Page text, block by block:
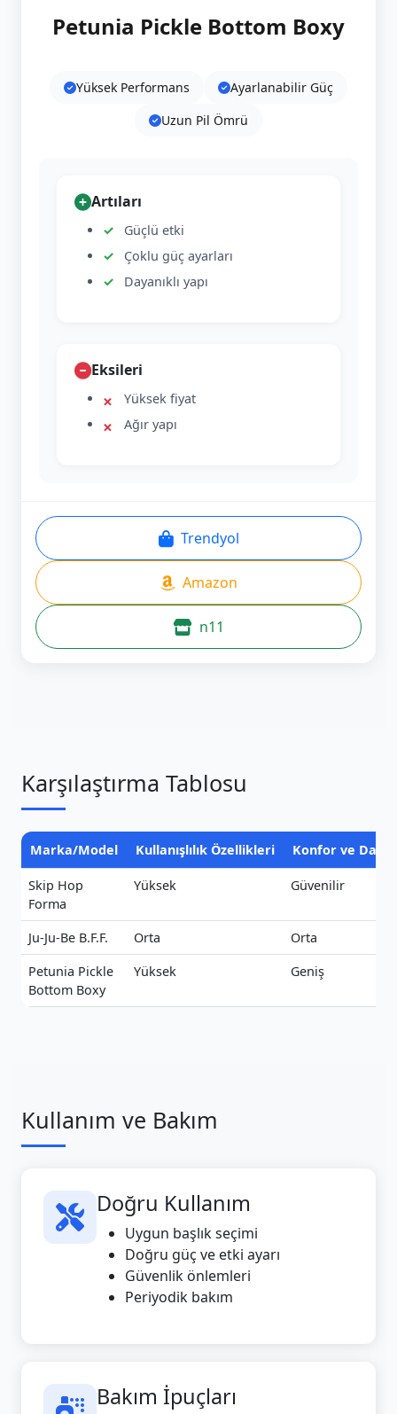
Petunia Pickle Bottom Boxy
Yüksek Performans
Ayarlanabilir Güç
Uzun Pil Ömrü
Artıları
Güçlü etki
Çoklu güç ayarları
Dayanıklı yapı
Eksileri
Yüksek fiyat
Ağır yapı
Trendyol
Amazon
n11
Karşılaştırma Tablosu
Marka/Model Kullanışlılık Özellikleri Konfor ve
Skip Hop
Forma
Yüksek Güvenilir
Ju-Ju-Be B.F.F. Orta
Orta
Petunia Pickle
Bottom Boxy
Yüksek Geniş
Kullanım ve Bakım
Doğru Kullanım
Uygun başlık seçimi
Doğru güç ve etki ayarı
Güvenlik önlemleri
Periyodik bakım
Bakım İpuçları